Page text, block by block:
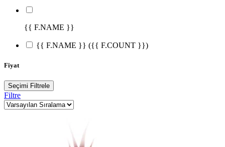
{{ F.NAME }}
{{ F.NAME }} ({{ F.COUNT }})
Fiyat
Seçimi Filtrele
Filtre